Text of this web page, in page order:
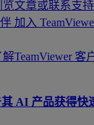
览文章或联系支持
加入
解TeamViewer 客
AI 产品获得快